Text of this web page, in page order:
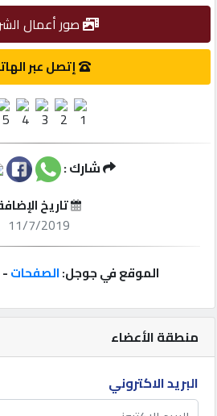
مميزة
إتصل
إعلانات
المنتدى
منطقة الأعضاء
البريد الاكتروني
صور أعمال
إتصل عبر
شارك :
تاريخ
11/7/2019
الموقع في جوجل:الصفحات-